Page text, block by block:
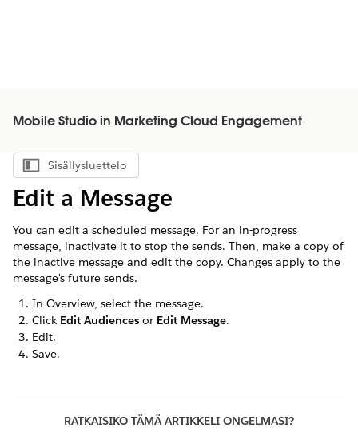
Mobile Studio in Marketing Cloud Engagement
Näytä sisällysluettelo
Sisällysluettelo
Edit a Message
You can edit a scheduled message. For an in-progress
message, inactivate it to stop the sends. Then, make a copy of
the inactive message and edit the copy. Changes apply to the
message's future sends.
In Overview, select the message.
Click Edit Audiences or Edit Message.
Edit.
Save.
RATKAISIKO TÄMÄ ARTIKKELI ONGELMASI?